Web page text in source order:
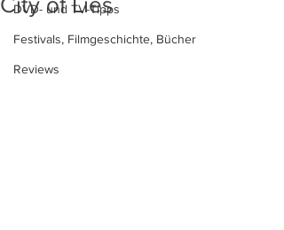
DVD- und TV-Tipps
Festivals, Filmgeschichte, Bücher
Reviews